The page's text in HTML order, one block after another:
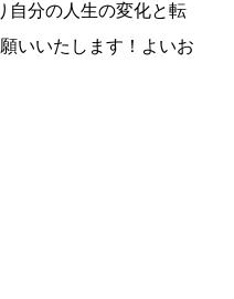
自分の人生の変化と転
いいたします！よいお